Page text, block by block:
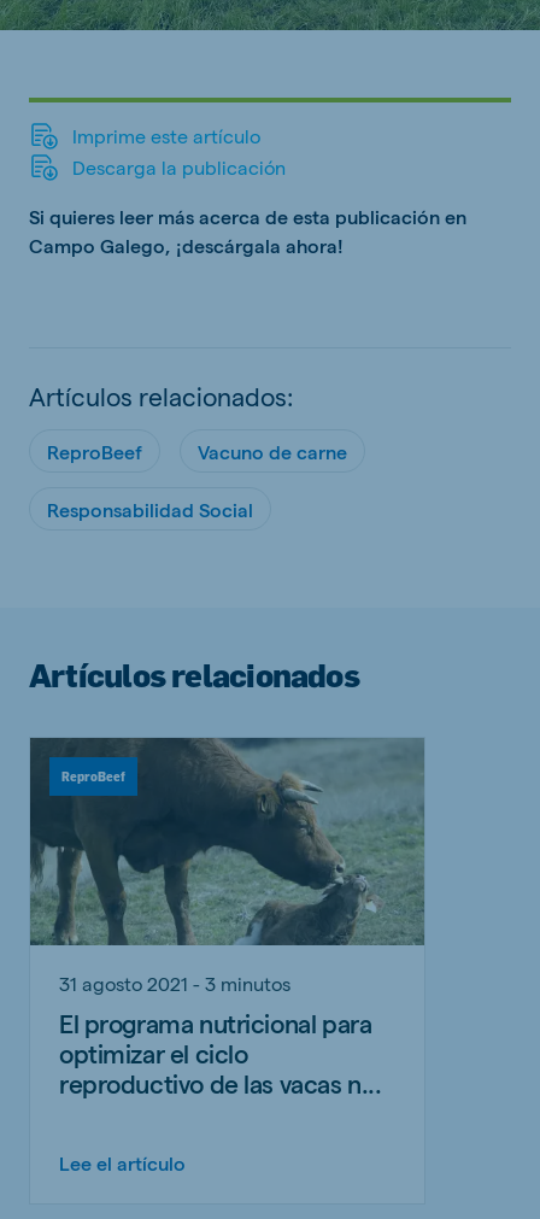
Imprime este artículo
Descarga la publicación
Si quieres leer más acerca de esta publicación en
Campo Galego, ¡descárgala ahora!
Artículos relacionados:
ReproBeef Vacuno de carne
Responsabilidad Social
Artículos relacionados
ReproBeef
31 agosto 2021 - 3 minutos
El programa nutricional para
optimizar el ciclo
reproductivo de las vacas n...
Lee el artículo